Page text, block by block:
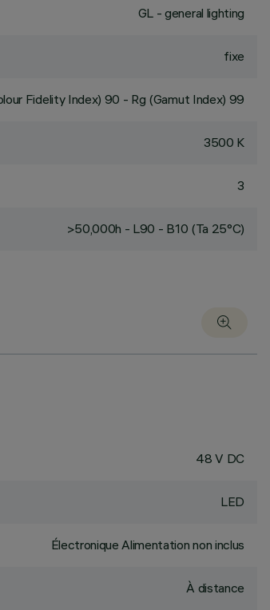
GL - general lighting
fixe
Fidelity Index) 90 - Rg (Gamut Index) 99
3500 K
3
>50,000h - L90 - B10 (Ta 25°C)
48 V DC
LED
Électronique Alimentation non inclus
À distance